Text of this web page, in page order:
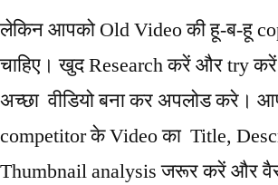
लेकिन आपको Old Video की हू-ब-हू
चाहिए। खुद Research करें और try
अच्छा वीडियो बना कर अपलोड करे।
competitor के Video का Title,
Thumbnail analysis जरूर करें और